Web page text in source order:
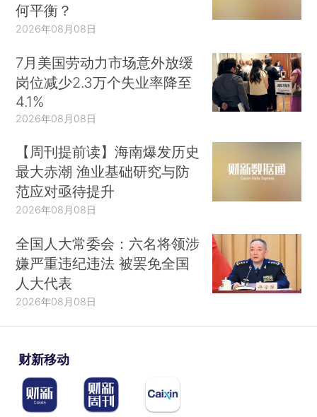
何平衡？
2026年08月08日
7月美国劳动力市场意外放缓
岗位减少2.3万个失业率降至
4.1%
2026年08月08日
【周刊提前读】海南爆发历史
最大赤潮 渔业基础研究与防
范应对亟待提升
2026年08月08日
全国人大常委会：六名将领涉
嫌严重违纪违法 被罢免全国
人大代表
2026年08月08日
财新移动